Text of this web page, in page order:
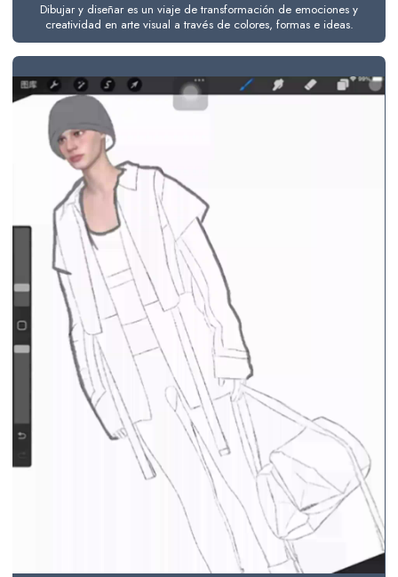
Dibujar y diseñar es un viaje de transformación de emociones y
creatividad en arte visual a través de colores, formas e ideas.